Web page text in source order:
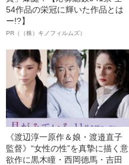
54作品の栄冠に輝いた作品とは
ー!?】
PR（（株）キノフィルムズ）
《渡辺淳一原作＆娘・渡邉直子
監督》“女性の性”を真摯に描く意
欲作に黒木瞳・西岡德馬・吉田